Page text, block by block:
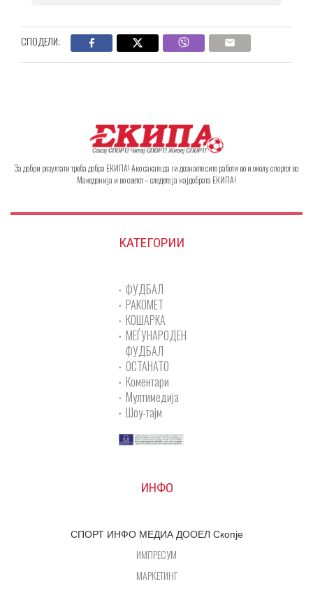
СПОДЕЛИ:
За добри резултати треба добра ЕКИПА! Ако сакате да ги дознаете сите работи во и околу спортот во
Македонија и во светот – следете ја најдобрата ЕКИПА!
КАТЕГОРИИ
ФУДБАЛ
РАКОМЕТ
КОШАРКА
МЕЃУНАРОДЕН
ФУДБАЛ
ОСТАНАТО
Коментари
Мултимедија
Шоу-тајм
ИНФО
СПОРТ ИНФО МЕДИА ДООЕЛ Скопје
ИМПРЕСУМ
МАРКЕТИНГ